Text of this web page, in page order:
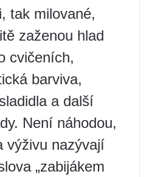
tak milované,
zaženou hlad
cvičeních,
barviva,
a další
Není náhodou,
výživu nazývají
„zabijákem